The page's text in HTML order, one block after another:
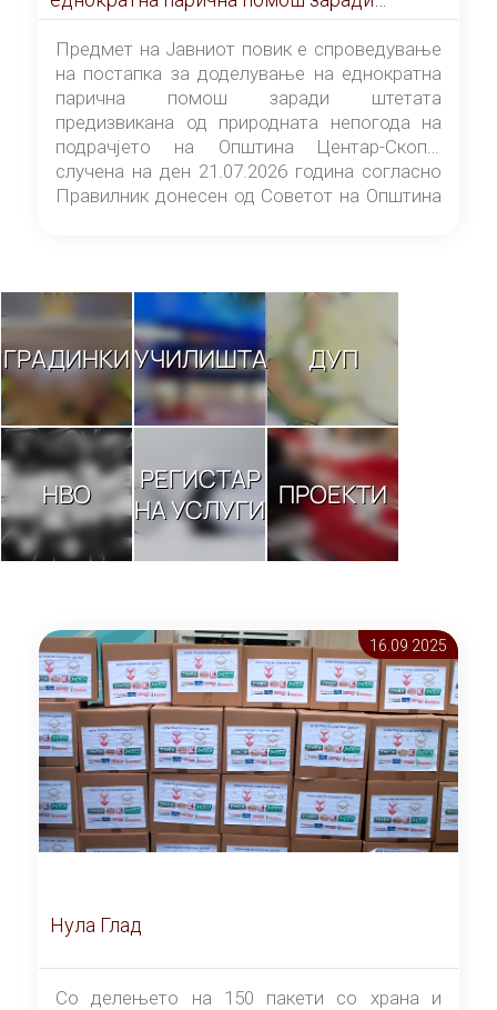
штетата предизвикана од природната
непогода на подрачјето на Општина
Центар-Скопје случена на ден 21.07.2026
година
Предмет на Јавниот повик е спроведување
на постапка за доделување на еднократна
парична помош заради штетата
предизвикана од природната непогода на
подрачјето на Општина Центар-Скопје
случена на ден 21.07.2026 година согласно
Правилник донесен од Советот на Општина
ГРАДИНКИУЧИЛИШТА ДУП
НВО
РЕГИСТАР
НА УСЛУГИ ПРОЕКТИ
16.09 2025
Нула Глад
Со делењето на 150 пакети со храна и